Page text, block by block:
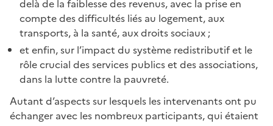
delà de la faiblesse des revenus, avec la prise en
compte des difficultés liés au logement, aux
transports, à la santé, aux droits sociaux ;
et enfin, sur l’impact du système redistributif et le
rôle crucial des services publics et des associations,
dans la lutte contre la pauvreté.
Autant d’aspects sur lesquels les intervenants ont pu
échanger avec les nombreux participants, qui étaient